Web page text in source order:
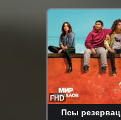
FHD
Псы